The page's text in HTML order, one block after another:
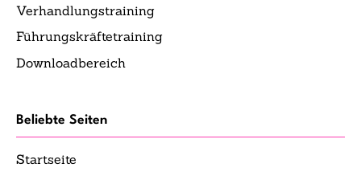
Verhandlungstraining
Führungskräftetraining
Downloadbereich
Beliebte Seiten
Startseite